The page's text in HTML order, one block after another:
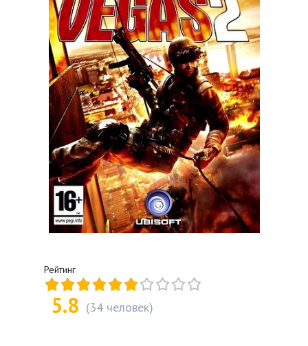
Рейтинг
5.8 (34 человек)